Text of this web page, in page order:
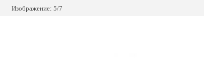
Изображение: 5/7